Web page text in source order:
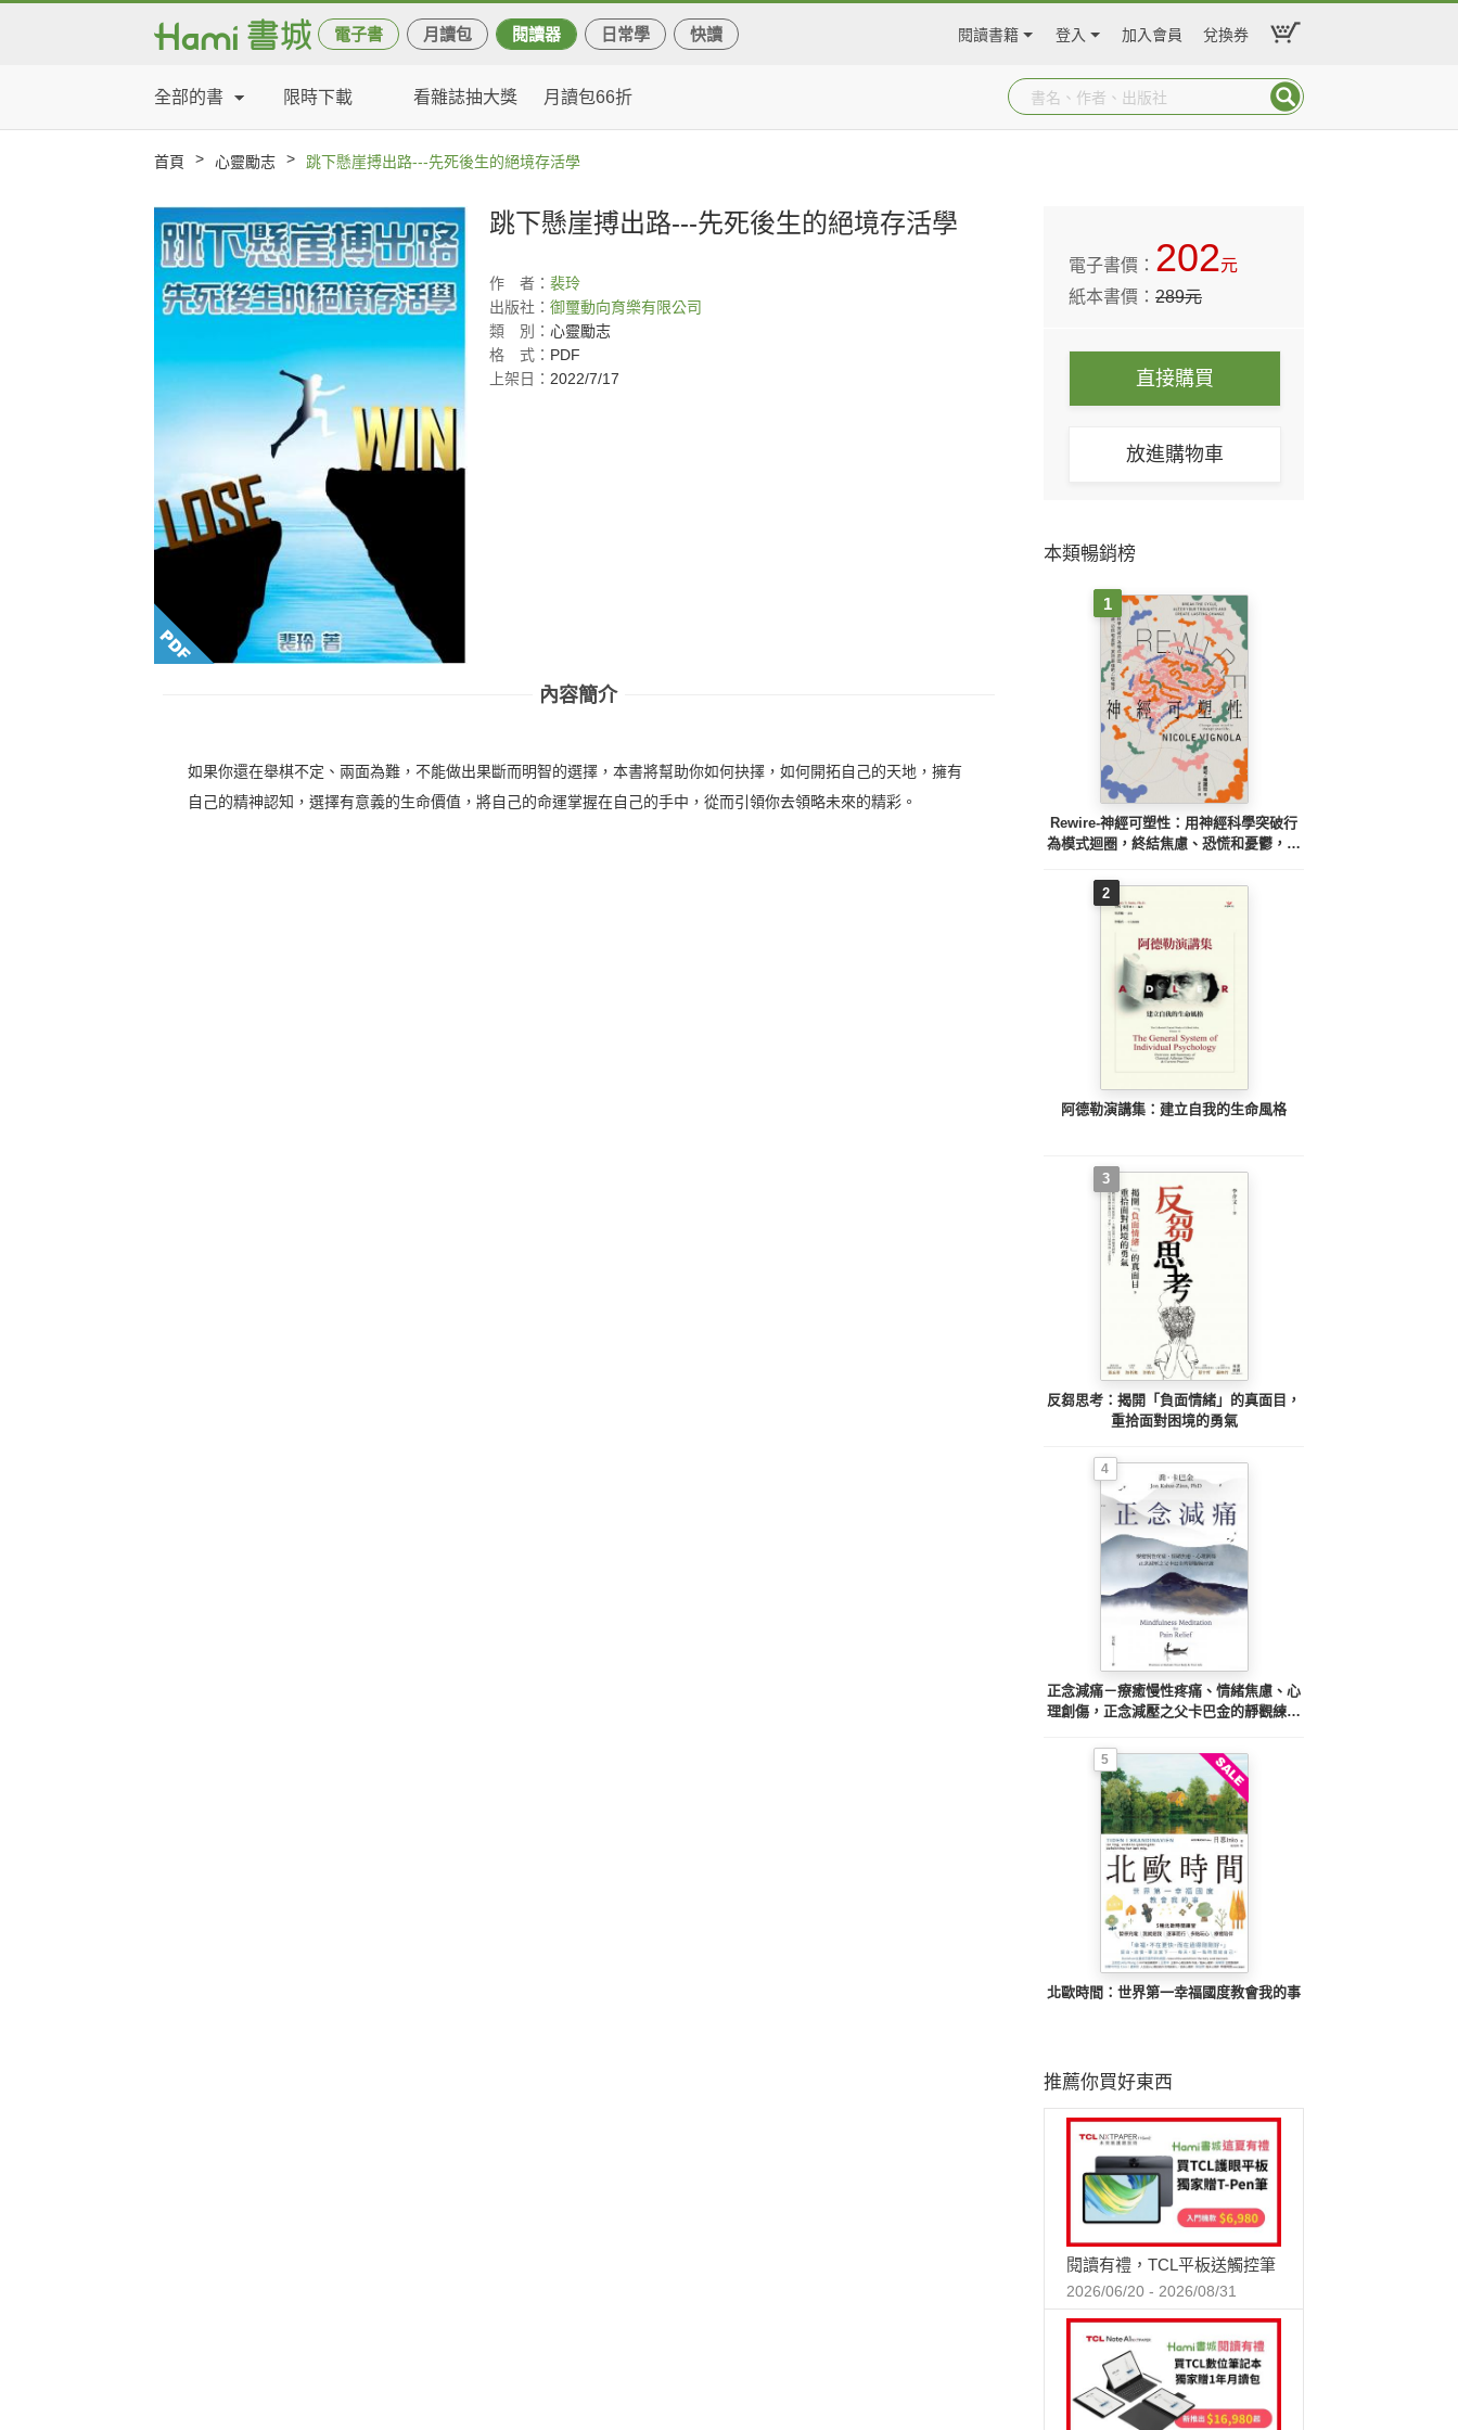
電子書 月讀包 閱讀器 日常學 快讀 閱讀書籍 登入 加入會員 兌換券
全部的書 限時下載 看雜誌抽大獎 月讀包66折
首頁 > 心靈勵志 > 跳下懸崖搏出路---先死後生的絕境存活學
跳下懸崖搏出路---先死後生的絕境存活學
作 者： 裴玲
出版社： 御璽動向育樂有限公司
類
別： 心靈勵志
格
式： PDF
上架日： 2022/7/17
內容簡介
如果你還在舉棋不定、兩面為難，不能做出果斷而明智的選擇，本書將幫助你如何抉擇，如何開拓自己的天地，擁有
自己的精神認知，選擇有意義的生命價值，將自己的命運掌握在自己的手中，從而引領你去領略未來的精彩。
電子書價： 202元
紙本書價：289元
直接購買
放進購物車
本類暢銷榜
1
Rewire-神經可塑性：用神經科學突破行
為模式迴圈，終結焦慮、恐慌和憂鬱，實
2
阿德勒演講集：建立自我的生命風格
3
反芻思考：揭開「負面情緒」的真面目，
重拾面對困境的勇氣
4
正念減痛－療癒慢性疼痛、情緒焦慮、心
理創傷，正念減壓之父卡巴金的靜觀練習
5
北歐時間：世界第一幸福國度教會我的事
推薦你買好東西
閱讀有禮，TCL平板送觸控筆
2026/06/20 - 2026/08/31